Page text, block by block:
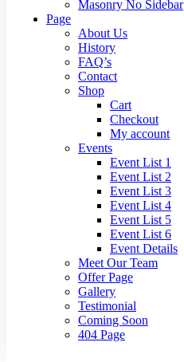
Masonry No Sidebar
Page
About Us
History
FAQ’s
Contact
Shop
Cart
Checkout
My account
Events
Event List 1
Event List 2
Event List 3
Event List 4
Event List 5
Event List 6
Event Details
Meet Our Team
Offer Page
Gallery
Testimonial
Coming Soon
404 Page